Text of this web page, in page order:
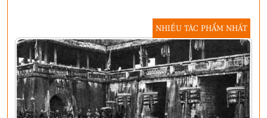
NHIỀU TÁC PHẨM NHẤT